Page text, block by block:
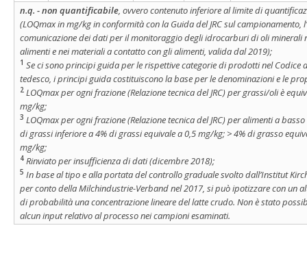
n.q. - non quantificabile, ovvero contenuto inferiore al limite di
(LOQmax in mg/kg in conformità con la Guida del JRC sul campionamento,
comunicazione dei dati per il monitoraggio degli idrocarburi di oli minerali
alimenti e nei materiali a contatto con gli alimenti, valida dal 2019);
1 Se ci sono principi guida per le rispettive categorie di prodotti nel Codice
tedesco, i principi guida costituiscono la base per le denominazioni e le
2 LOQmax per ogni frazione (Relazione tecnica del JRC) per grassi/oli è
mg/kg;
3 LOQmax per ogni frazione (Relazione tecnica del JRC) per alimenti a
di grassi inferiore a 4% di grassi equivale a 0,5 mg/kg; > 4% di grasso
mg/kg;
4 Rinviato per insufficienza di dati (dicembre 2018);
5 In base al tipo e alla portata del controllo graduale svolto dall’Institut
per conto della Milchindustrie-Verband nel 2017, si può ipotizzare con un
di probabilità una concentrazione lineare del latte crudo. Non è stato
alcun input relativo al processo nei campioni esaminati.